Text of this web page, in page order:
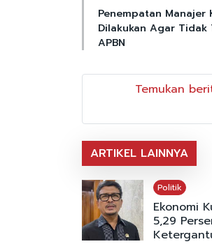
Penempatan Manajer
Dilakukan Agar Tidak
APBN
Temukan
ARTIKEL LAINNYA
Politik
Ekonomi
5,29